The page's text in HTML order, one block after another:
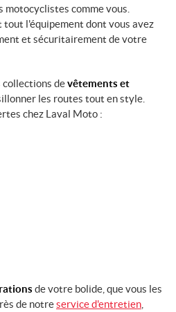
motocyclistes comme vous.
tout l'équipement dont vous avez
et sécuritairement de votre
collections devêtements et
les routes tout en style.
chez Laval Moto :
de votre bolide, que vous les
de notreservice d'entretien